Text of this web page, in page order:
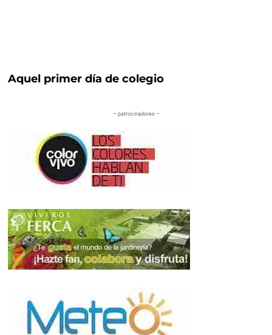
Aquel primer día de colegio
– patrocinadores –